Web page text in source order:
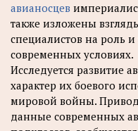
авианосцев
также изложены
специалистов на роль
современных условиях.
Исследуется развитие
характер их боевого
мировой войны.
данные современных